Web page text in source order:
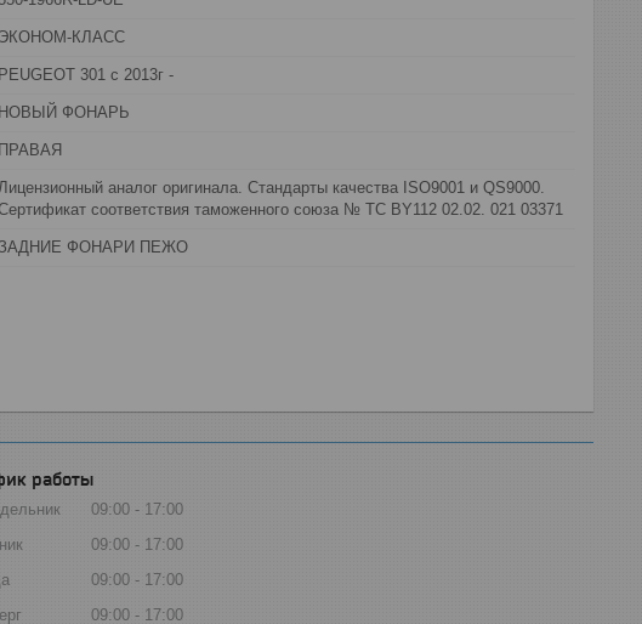
ЭКОНОМ-КЛАСС
PEUGEOT 301 с 2013г -
НОВЫЙ ФОНАРЬ
ПРАВАЯ
Лицензионный аналог оригинала. Стандарты качества ISO9001 и QS9000.
соответствия таможенного союза № ТС BY112 02.02. 021 03371
ФОНАРИ ПЕЖО
работы
09:00
17:00
09:00
17:00
09:00
17:00
09:00 17:00